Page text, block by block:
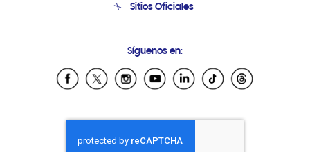
Condiciones de Compra
Soporte vía eMail
Sitios Oficiales
Samsung Ecuador
Samsung El Salvador
Samsung Honduras
Samsung Nicaragua
Síguenos en: